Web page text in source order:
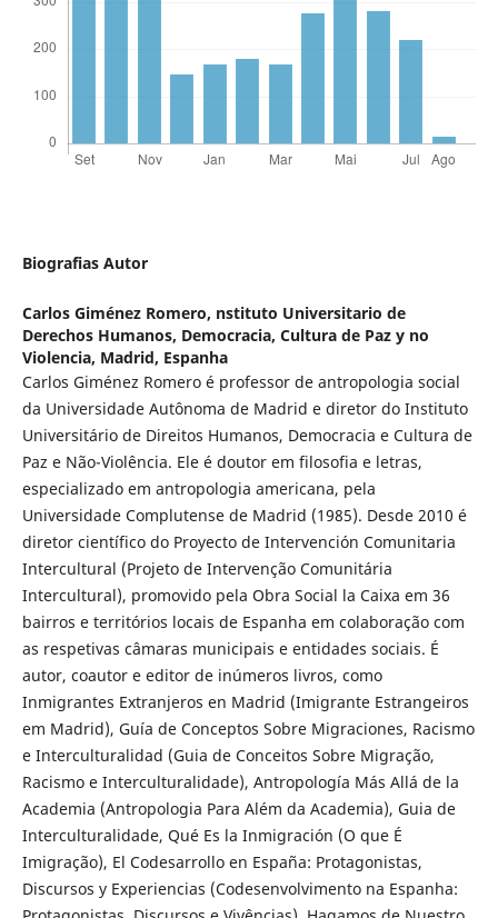
Biografias Autor
Carlos Giménez Romero, nstituto Universitario de
Derechos Humanos, Democracia, Cultura de Paz y no
Violencia, Madrid, Espanha
Carlos Giménez Romero é professor de antropologia social
da Universidade Autônoma de Madrid e diretor do Instituto
Universitário de Direitos Humanos, Democracia e Cultura de
Paz e Não-Violência. Ele é doutor em filosofia e letras,
especializado em antropologia americana, pela
Universidade Complutense de Madrid (1985). Desde 2010 é
diretor científico do Proyecto de Intervención Comunitaria
Intercultural (Projeto de Intervenção Comunitária
Intercultural), promovido pela Obra Social la Caixa em 36
bairros e territórios locais de Espanha em colaboração com
as respetivas câmaras municipais e entidades sociais. É
autor, coautor e editor de inúmeros livros, como
Inmigrantes Extranjeros en Madrid (Imigrante Estrangeiros
em Madrid), Guía de Conceptos Sobre Migraciones, Racismo
e Interculturalidad (Guia de Conceitos Sobre Migração,
Racismo e Interculturalidade), Antropología Más Allá de la
Academia (Antropologia Para Além da Academia), Guia de
Interculturalidade, Qué Es la Inmigración (O que É
Imigração), El Codesarrollo en España: Protagonistas,
Discursos y Experiencias (Codesenvolvimento na Espanha: